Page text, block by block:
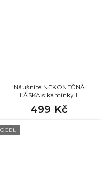
Náušnice NEKONEČNÁ
LÁSKA s kamínky II
499 Kč
OCEL